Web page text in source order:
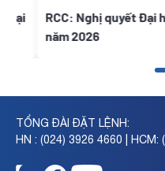
RCC: Nghị quyết Đại
năm 2026
TỔNG ĐÀI ĐẶT LỆNH:
HN : (024) 3926 4660 | HCM: